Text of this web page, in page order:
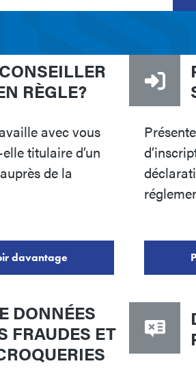
RÈGLE?
avec vous
titulaire d’un
de la
davantage
DONNÉES
FRAUDES ET